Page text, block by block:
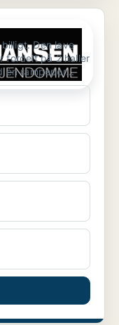
Den lave
fordelt på 2 haller
én rampepor...